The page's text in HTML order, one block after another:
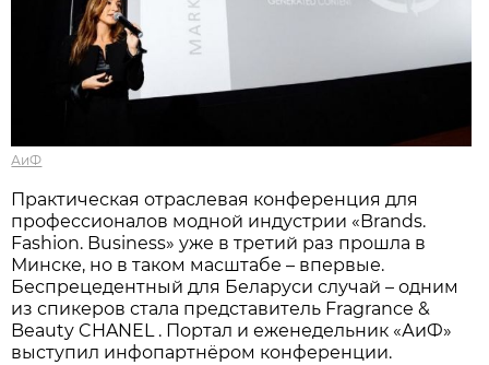
АиФ
Практическая отраслевая конференция для
профессионалов модной индустрии «Brands.
Fashion. Business» уже в третий раз прошла в
Минске, но в таком масштабе – впервые.
Беспрецедентный для Беларуси случай – одним
из спикеров стала представитель Fragrance &
Beauty CHANEL . Портал и еженедельник «АиФ»
выступил инфопартнёром конференции.